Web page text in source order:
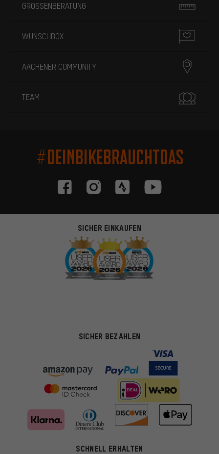
GRÖSSENBERATUNG
WUNSCHBOX
AACHENER COMMUNITY
TEAM
#DEINBIKEBRAUCHTDAS
SICHER EINKAUFEN
SICHER BEZAHLEN
SCHNELL ERHALTEN